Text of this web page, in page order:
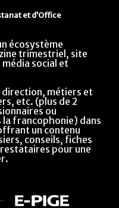
et d’Office
écosystème
trimestriel, site
social et
direction, métiers et
etc. (plus de 2
ou
la francophonie) dans
un contenu
conseils, fiches
pour une